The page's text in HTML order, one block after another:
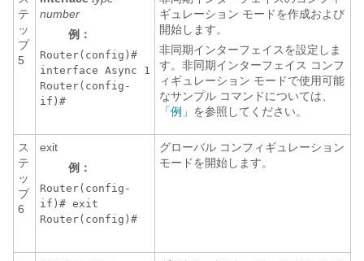
テ
ッ
プ
5
number
例：
Router(config)#
interface Async 1
Router(config-
if)#
ギュレーション モードを作成および
開始します。
非同期インターフェイスを設定しま
す。非同期インターフェイス コンフ
ィギュレーション モードで使用可能
なサンプル コマンドについては、
「例」 を参照してください。
ス
テ
ッ
プ
6
exit
例：
Router(config-
if)# exit
Router(config)#
グローバル コンフィギュレーション
モードを開始します。